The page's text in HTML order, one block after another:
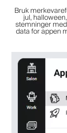
Bruk
jul,
stemninger
data for appen